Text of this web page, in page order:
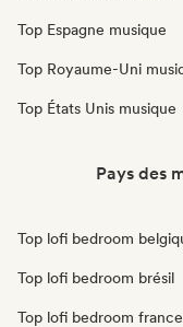
Top Espagne musique
Top Royaume-Uni
Top États Unis musique
Pays des
Top lofi bedroom
Top lofi bedroom brésil
Top lofi bedroom france